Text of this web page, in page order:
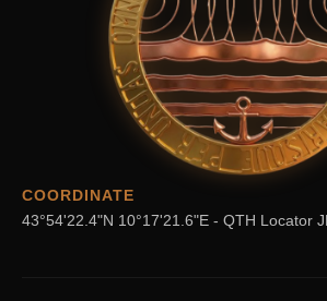
COORDINATE
43°54'22.4"N 10°17'21.6"E - QTH Locator